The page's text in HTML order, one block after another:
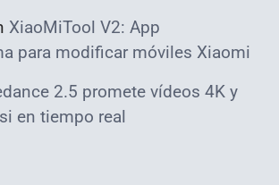
XiaoMiTool V2: App
para modificar móviles Xiaomi
2.5 promete vídeos 4K y
en tiempo real